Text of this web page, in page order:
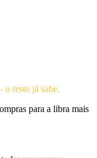
o resto já sabe.
para a libra mais